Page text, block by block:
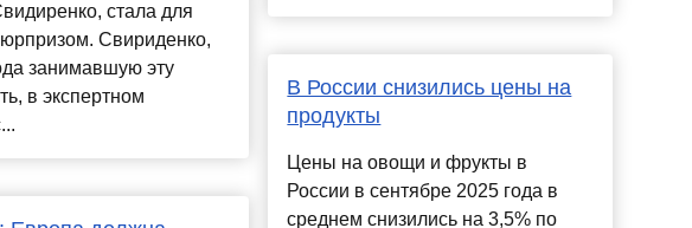
стала для
Свириденко,
занимавшую эту
в экспертном
В России снизились цены на
продукты
Цены на овощи и фрукты в
России в сентябре 2025 года в
среднем снизились на 3,5% по